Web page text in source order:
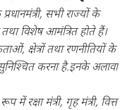
सभी राज्यों के
विशेष आमंत्रित होते हैं।
क्षेत्रों तथा रणनीतियों के
करना है.इनके अलावा
रक्षा मंत्री, गृह मंत्री, वित्त